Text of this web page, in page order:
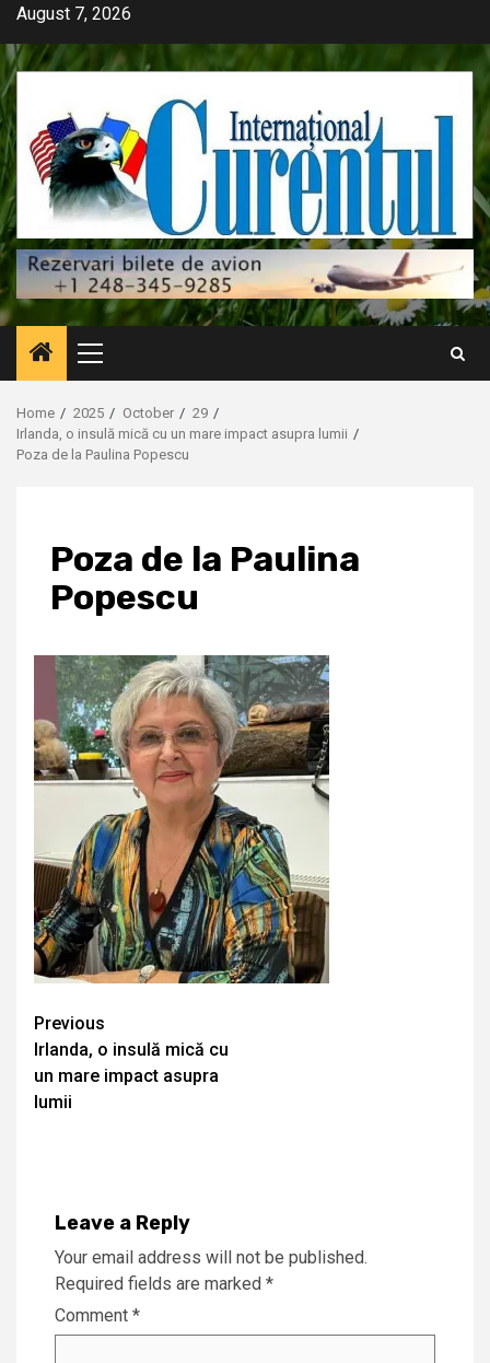
Skip
content
August 7, 2026
Primary
Menu
Home 2025 October
29
Irlanda, o insulă mică cu un mare impact asupra lumii
Poza de la Paulina Popescu
Poza de la Paulina
Popescu
Continue
Reading
Previous
Irlanda, o insulă mică cu
un mare impact asupra
lumii
Leave a Reply
Your email address will not be published.
Required fields are marked *
Comment *